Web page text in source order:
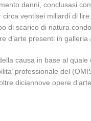
danni, conclusasi
ventisei miliardi di
di scarico di natura
d’arte presenti in galleria
causa in base al
professionale del
diciannove opere